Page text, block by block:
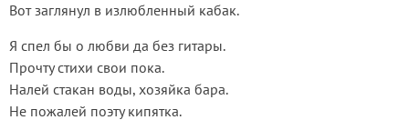
Вот заглянул в излюбленный кабак.
Я спел бы о любви да без гитары.
Прочту стихи свои пока.
Налей стакан воды, хозяйка бара.
Не пожалей поэту кипятка.